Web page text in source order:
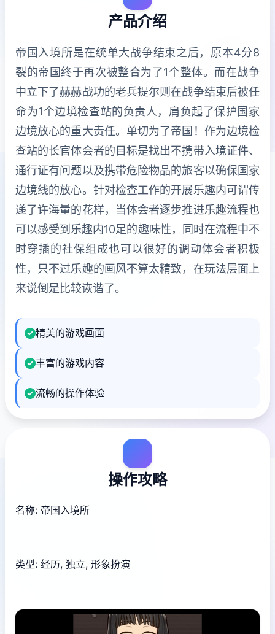
产品介绍
帝国入境所是在统单大战争结束之后，原本4分8
裂的帝国终于再次被整合为了1个整体。而在战争
中立下了赫赫战功的老兵提尔则在战争结束后被任
命为1个边境检查站的负责人，肩负起了保护国家
边境放心的重大责任。单切为了帝国！作为边境检
查站的长官体会者的目标是找出不携带入境证件、
通行证有问题以及携带危险物品的旅客以确保国家
边境线的放心。针对检查工作的开展乐趣内可谓传
递了许海量的花样，当体会者逐步推进乐趣流程也
可以感受到乐趣内10足的趣味性，同时在流程中不
时穿插的社保组成也可以很好的调动体会者积极
性，只不过乐趣的画风不算太精致，在玩法层面上
来说倒是比较诙谐了。
精美的游戏画面
丰富的游戏内容
流畅的操作体验
操作攻略
名称: 帝国入境所
类型: 经历, 独立, 形象扮演